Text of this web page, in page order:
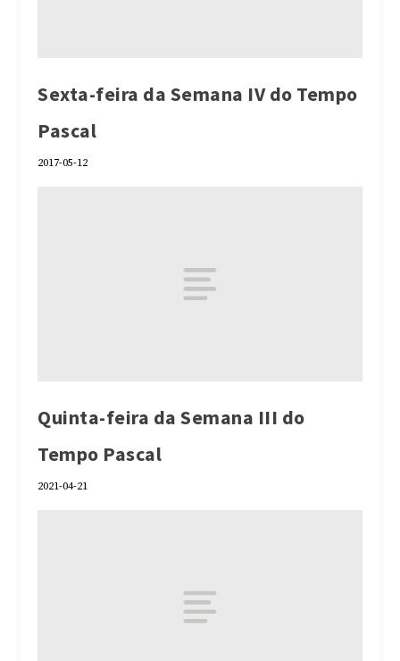
Sexta-feira da Semana IV do Tempo
Pascal
2017-05-12
Quinta-feira da Semana III do
Tempo Pascal
2021-04-21